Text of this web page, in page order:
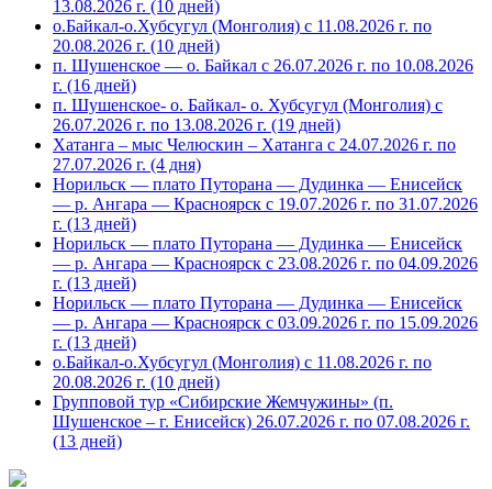
13.08.2026 г. (10 дней)
о.Байкал-о.Хубсугул (Монголия) с 11.08.2026 г. по
20.08.2026 г. (10 дней)
п. Шушенское — о. Байкал с 26.07.2026 г. по 10.08.2026
г. (16 дней)
п. Шушенское- о. Байкал- о. Хубсугул (Монголия) с
26.07.2026 г. по 13.08.2026 г. (19 дней)
Хатанга – мыс Челюскин – Хатанга с 24.07.2026 г. по
27.07.2026 г. (4 дня)
Норильск — плато Путорана — Дудинка — Енисейск
— р. Ангара — Красноярск с 19.07.2026 г. по 31.07.2026
г. (13 дней)
Норильск — плато Путорана — Дудинка — Енисейск
— р. Ангара — Красноярск с 23.08.2026 г. по 04.09.2026
г. (13 дней)
Норильск — плато Путорана — Дудинка — Енисейск
— р. Ангара — Красноярск с 03.09.2026 г. по 15.09.2026
г. (13 дней)
о.Байкал-о.Хубсугул (Монголия) с 11.08.2026 г. по
20.08.2026 г. (10 дней)
Групповой тур «Сибирские Жемчужины» (п.
Шушенское – г. Енисейск) 26.07.2026 г. по 07.08.2026 г.
(13 дней)